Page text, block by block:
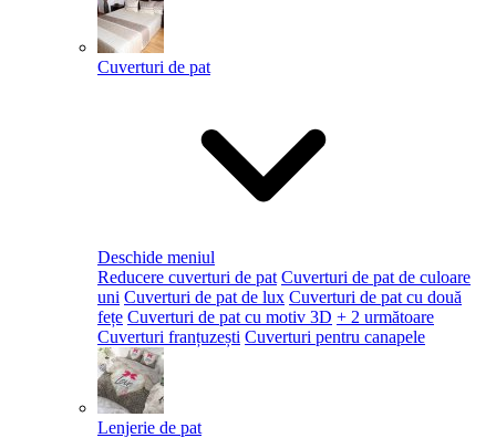
Cuverturi de pat
Deschide meniul
Reducere cuverturi de pat Cuverturi de pat de culoare
uni Cuverturi de pat de lux Cuverturi de pat cu două
fețe Cuverturi de pat cu motiv 3D + 2 următoare
Cuverturi franțuzești Cuverturi pentru canapele
Lenjerie de pat